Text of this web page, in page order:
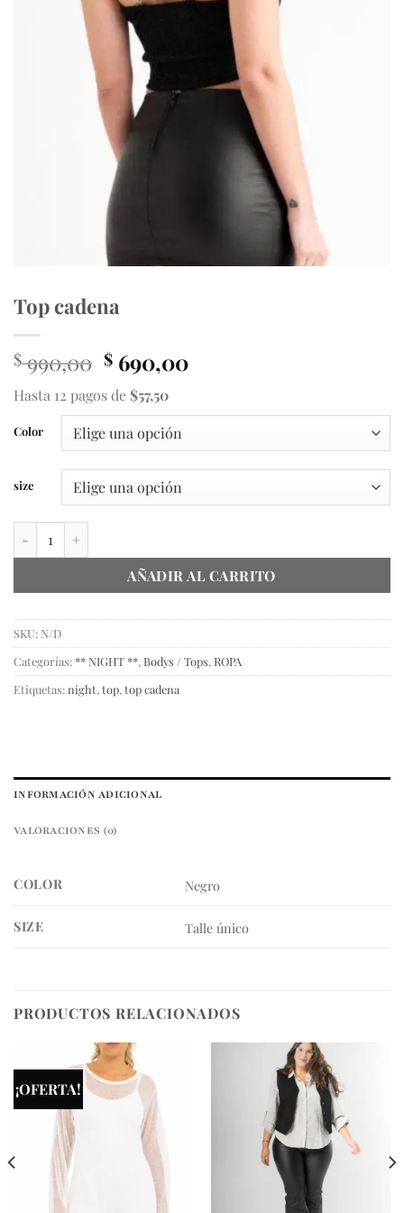
Top cadena
$990,00 El
precio
original
era:
$ 990,00.
$ 690,00El
es:
$ 690,00.
Hasta 12 pagos de $57,50
Color
size
AÑADIR AL CARRITO
SKU: N/D
Categorías: ** NIGHT **, Bodys / Tops, ROPA
Etiquetas:night, top, top cadena
INFORMACIÓN ADICIONAL
VALORACIONES (0)
COLOR Negro
SIZE Talle único
PRODUCTOS RELACIONADOS
¡OFERTA!